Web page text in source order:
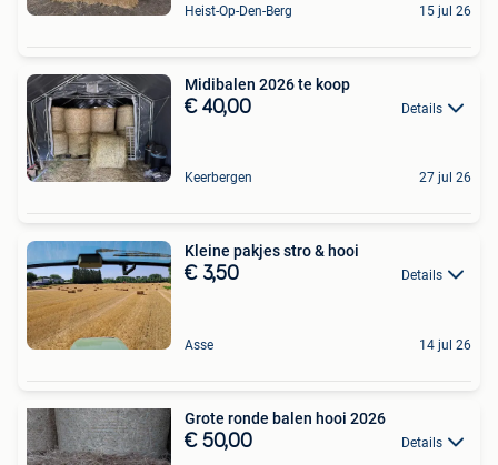
Heist-Op-Den-Berg 15 jul 26
Midibalen 2026 te koop
€ 40,00 Details
Keerbergen 27 jul 26
Kleine pakjes stro & hooi
€ 3,50 Details
Asse 14 jul 26
Grote ronde balen hooi 2026
€ 50,00 Details